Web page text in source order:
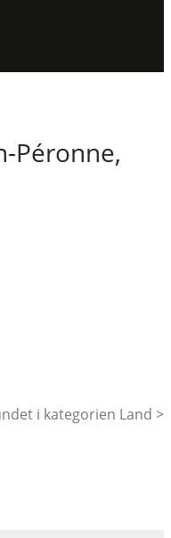
Péronne,
i kategorien Land >